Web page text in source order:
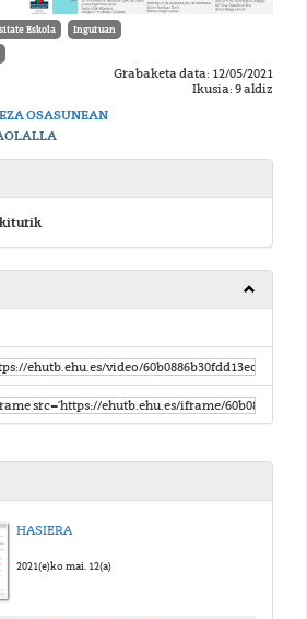
Eskola Inguruan
Grabaketa data: 12/05/2021
Ikusia: 9 aldiz
OSASUNEAN
HASIERA
2021(e)ko mai. 12(a)